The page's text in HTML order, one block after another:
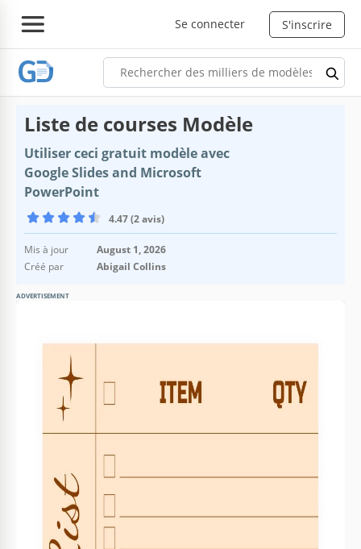
Se connecter S'inscrire
Liste de courses Modèle
Utiliser ceci gratuit modèle avec
Google Slides and Microsoft
PowerPoint
4.47 (2 avis)
Mis à jour
August 1, 2026
Créé par
Abigail Collins
ADVERTISEMENT